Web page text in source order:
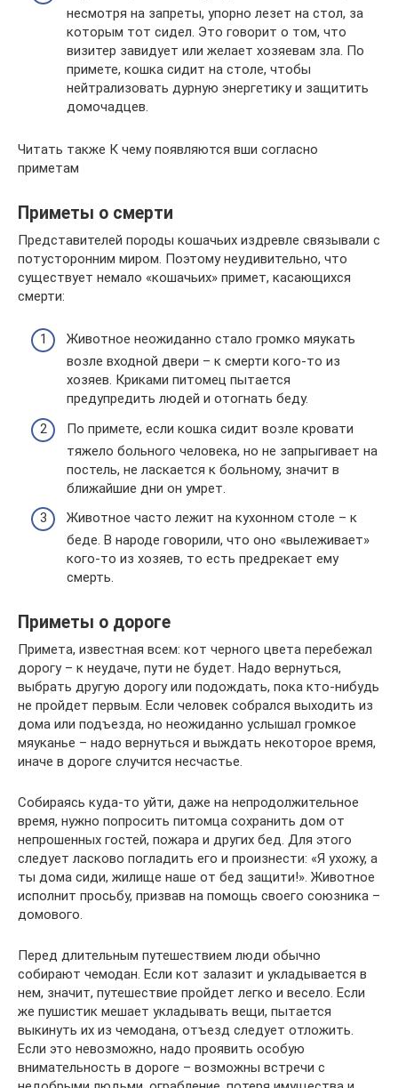
несмотря на запреты, упорно лезет на стол, за
которым тот сидел. Это говорит о том, что
визитер завидует или желает хозяевам зла. По
примете, кошка сидит на столе, чтобы
нейтрализовать дурную энергетику и защитить
домочадцев.
Читать также К чему появляются вши согласно
приметам
Приметы о смерти
Представителей породы кошачьих издревле связывали с
потусторонним миром. Поэтому неудивительно, что
существует немало «кошачьих» примет, касающихся
смерти:
Животное неожиданно стало громко мяукать
возле входной двери – к смерти кого-то из
хозяев. Криками питомец пытается
предупредить людей и отогнать беду.
По примете, если кошка сидит возле кровати
тяжело больного человека, но не запрыгивает на
постель, не ласкается к больному, значит в
ближайшие дни он умрет.
Животное часто лежит на кухонном столе – к
беде. В народе говорили, что оно «вылеживает»
кого-то из хозяев, то есть предрекает ему
смерть.
Приметы о дороге
Примета, известная всем: кот черного цвета перебежал
дорогу – к неудаче, пути не будет. Надо вернуться,
выбрать другую дорогу или подождать, пока кто-нибудь
не пройдет первым. Если человек собрался выходить из
дома или подъезда, но неожиданно услышал громкое
мяуканье – надо вернуться и выждать некоторое время,
иначе в дороге случится несчастье.
Собираясь куда-то уйти, даже на непродолжительное
время, нужно попросить питомца сохранить дом от
непрошенных гостей, пожара и других бед. Для этого
следует ласково погладить его и произнести: «Я ухожу, а
ты дома сиди, жилище наше от бед защити!». Животное
исполнит просьбу, призвав на помощь своего союзника –
домового.
Перед длительным путешествием люди обычно
собирают чемодан. Если кот залазит и укладывается в
нем, значит, путешествие пройдет легко и весело. Если
же пушистик мешает укладывать вещи, пытается
выкинуть их из чемодана, отъезд следует отложить.
Если это невозможно, надо проявить особую
внимательность в дороге – возможны встречи с